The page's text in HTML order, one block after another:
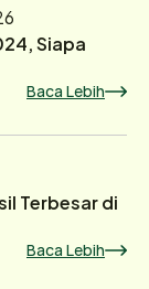
Siapa
Baca Lebih
Terbesar di
Baca Lebih